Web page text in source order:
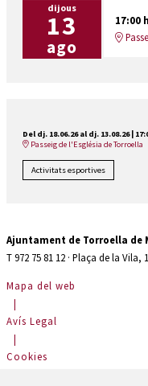
dijous
13
ago
17:00 h
Del dj. 18.06.26al dj. 13.08.26|
Passeig de l'Església de Torroella
Activitats esportives
Ajuntament de Torroella de
T 972 75 81 12 · Plaça de la
Mapa del web
|
Avís Legal
|
Cookies